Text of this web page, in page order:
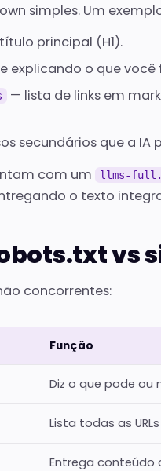
simples. Um
principal (H1).
explicando o que você
— lista de links em
secundários que a
com um
llms-
o texto
vs
concorrentes:
Função
Diz o que pode ou
Lista todas as
Entrega conteúdo